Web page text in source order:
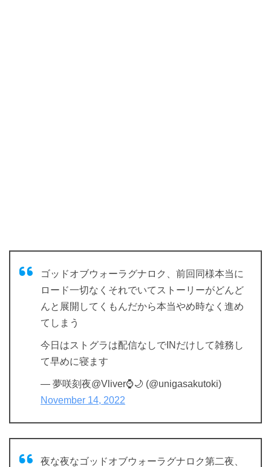
ゴッドオブウォーラグナロク、前回同様本当に
ロード一切なくそれでいてストーリーがどんど
んと展開してくもんだから本当やめ時なく進め
てしまう
今日はストグラは配信なしでINだけして雑務し
て早めに寝ます
— 夢咲刻夜@Vliver⌚️🌙 (@unigasakutoki)
November 14, 2022
夜な夜なゴッドオブウォーラグナロク第二夜、